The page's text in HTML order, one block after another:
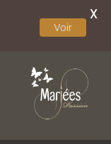
Marylise
Voir
X